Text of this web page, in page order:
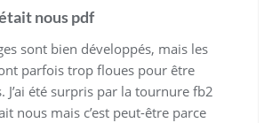
nous pdf
sont bien développés, mais les
parfois trop floues pour être
J’ai été surpris par la tournure fb2
nous mais c’est peut-être parce